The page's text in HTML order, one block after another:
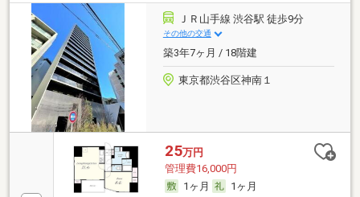
ＪＲ山手線 渋谷駅 徒歩9分
その他の交通
築3年7ヶ月 / 18階建
東京都渋谷区神南１
25万円
管理費16,000円
1ヶ月
1ヶ月